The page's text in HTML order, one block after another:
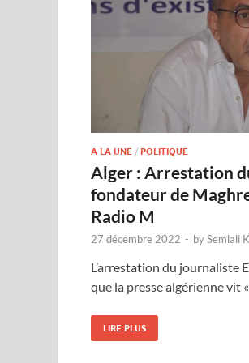
A LA UNE / POLITIQUE
Alger : Arrestation
fondateur de
Radio M
27 décembre 2022 - bySemlali
L’arrestation du journaliste
que la presse algérienne vit «
LIRE PLUS